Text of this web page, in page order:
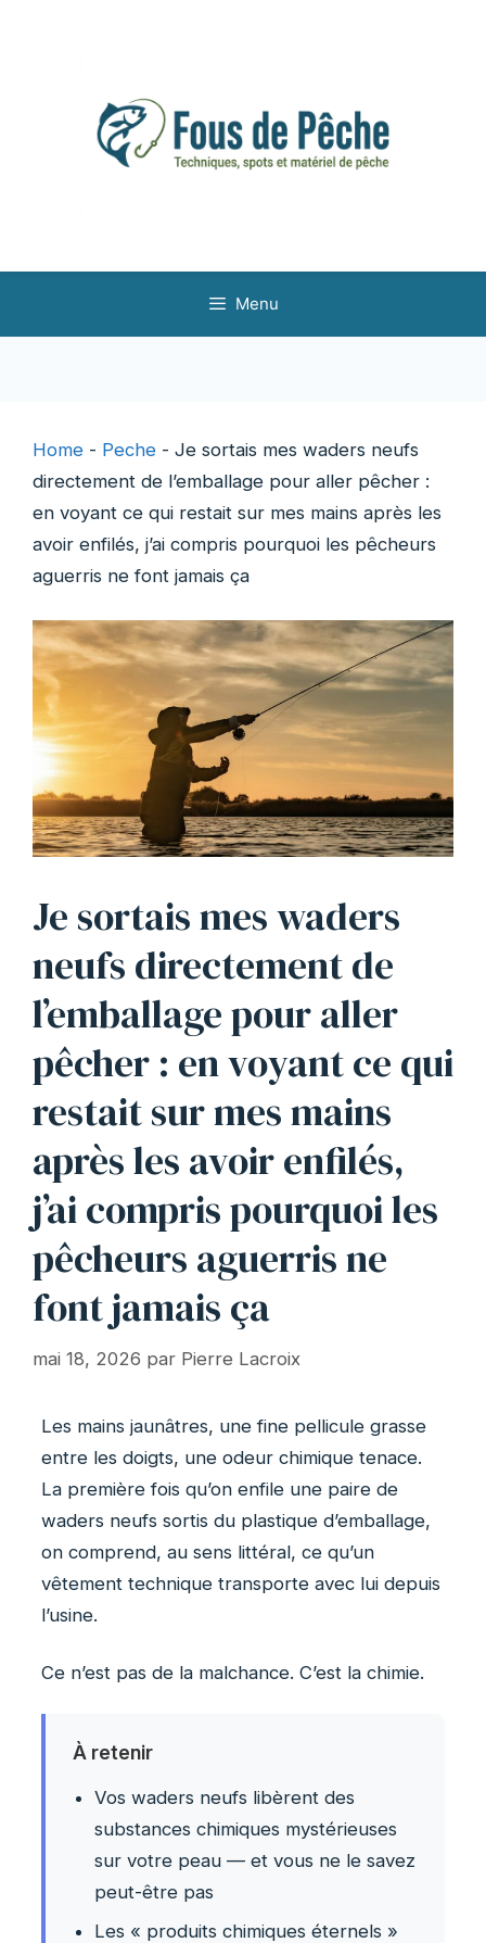
Menu
Home - Peche - Je sortais mes waders neufs
directement de l’emballage pour aller pêcher :
en voyant ce qui restait sur mes mains après les
avoir enfilés, j’ai compris pourquoi les pêcheurs
aguerris ne font jamais ça
Je sortais mes waders
neufs directement de
l’emballage pour aller
pêcher : en voyant ce qui
restait sur mes mains
après les avoir enfilés,
j’ai compris pourquoi les
pêcheurs aguerris ne
font jamais ça
mai 18, 2026 par Pierre Lacroix
Les mains jaunâtres, une fine pellicule grasse
entre les doigts, une odeur chimique tenace.
La première fois qu’on enfile une paire de
waders neufs sortis du plastique d’emballage,
on comprend, au sens littéral, ce qu’un
vêtement technique transporte avec lui depuis
l’usine.
Ce n’est pas de la malchance. C’est la chimie.
À retenir
Vos waders neufs libèrent des
substances chimiques mystérieuses
sur votre peau — et vous ne le savez
peut-être pas
Les « produits chimiques éternels »